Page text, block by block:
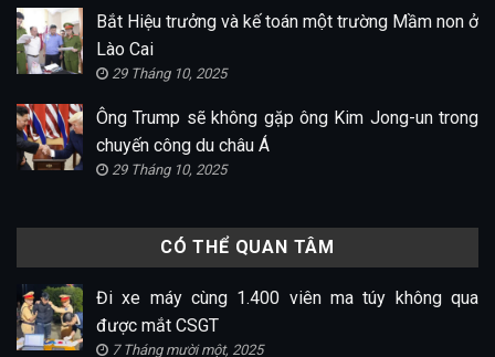
Bắt Hiệu trưởng và kế toán một trường Mầm non ở
Lào Cai
29 Tháng 10, 2025
Ông Trump sẽ không gặp ông Kim Jong-un trong
chuyến công du châu Á
29 Tháng 10, 2025
CÓ THỂ QUAN TÂM
Đi xe máy cùng 1.400 viên ma túy không qua
được mắt CSGT
7 Tháng mười một, 2025